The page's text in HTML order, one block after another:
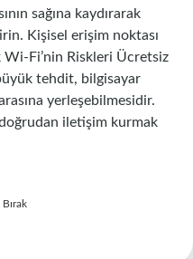
sağına kaydırarak
Kişisel erişim noktası
Wi-Fi’nin Riskleri Ücretsiz
tehdit, bilgisayar
yerleşebilmesidir.
iletişim kurmak